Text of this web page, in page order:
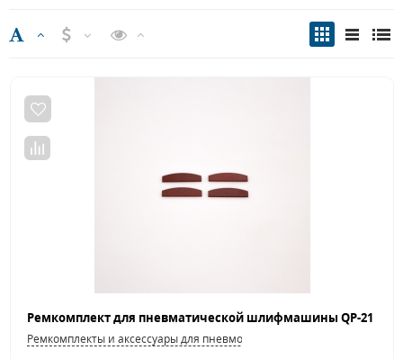
Ремкомплекты и аксессуары для пневмошлифовальных машинок